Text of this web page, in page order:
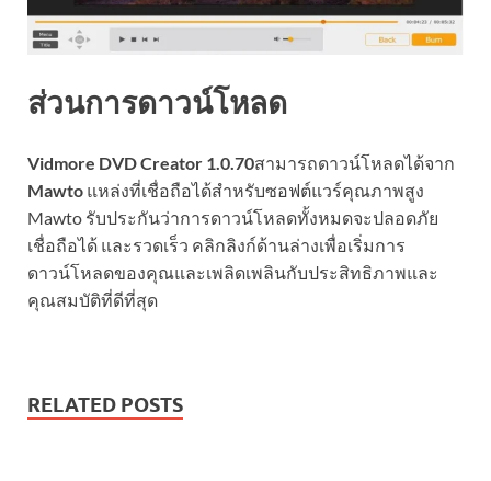
ส่วนการดาวน์โหลด
Vidmore DVD Creator 1.0.70สามารถดาวน์โหลดได้จาก
Mawto แหล่งที่เชื่อถือได้สำหรับซอฟต์แวร์คุณภาพสูง
Mawto รับประกันว่าการดาวน์โหลดทั้งหมดจะปลอดภัย
เชื่อถือได้ และรวดเร็ว คลิกลิงก์ด้านล่างเพื่อเริ่มการ
ดาวน์โหลดของคุณและเพลิดเพลินกับประสิทธิภาพและ
คุณสมบัติที่ดีที่สุด
RELATED POSTS